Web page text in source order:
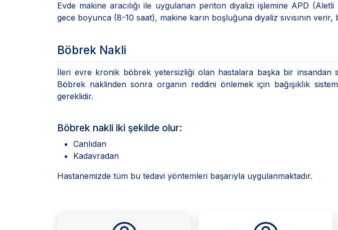
Evde makine aracılığı ile uygulanan periton diyalizi işlemine APD
gece boyunca (8-10 saat), makine karın boşluğuna diyaliz sıvısının verir,
Böbrek Nakli
İleri evre kronik böbrek yetersizliği olan hastalara başka bir insandan
Böbrek naklinden sonra organın reddini önlemek için bağışıklık
gereklidir.
Böbrek nakli iki şekilde olur:
Canlıdan
Kadavradan
Hastanemizde tüm bu tedavi yöntemleri başarıyla uygulanmaktadır.